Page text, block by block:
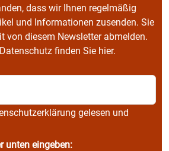
dass wir Ihnen regelmäßig
und Informationen zusenden. Sie
von diesem Newsletter abmelden.
finden Sie hier.
gelesen und
unten eingeben: